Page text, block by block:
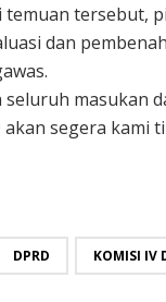
tersebut,
dan
seluruh masukan
akan segera kami
DPRD KOMISI IV